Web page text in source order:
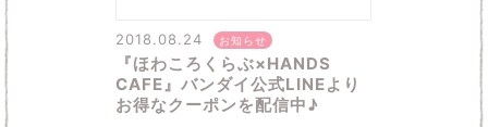
2018.08.24 お知らせ
『ほわころくらぶ×HANDS
CAFE』バンダイ公式LINEより
お得なクーポンを配信中♪